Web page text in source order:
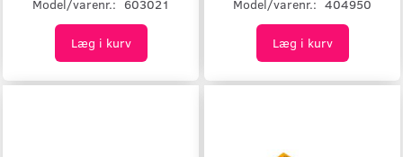
Model/varenr.: 603021
Læg i kurv
Model/varenr.: 404950
Læg i kurv